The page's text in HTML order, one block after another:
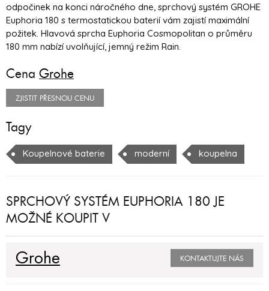
odpočinek na konci náročného dne, sprchový systém GROHE
Euphoria 180 s termostatickou baterií vám zajistí maximální
požitek. Hlavová sprcha Euphoria Cosmopolitan o průměru
180 mm nabízí uvolňující, jemný režim Rain.
Cena Grohe
ZJISTIT PŘESNOU CENU
Tagy
Koupelnové baterie moderní koupelna
SPRCHOVÝ SYSTÉM EUPHORIA 180 JE
MOŽNÉ KOUPIT V
Grohe KONTAKTUJTE NÁS